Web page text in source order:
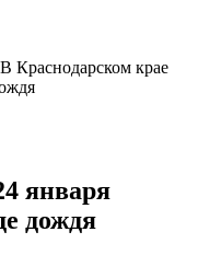
В Краснодарском крае
января
дождя